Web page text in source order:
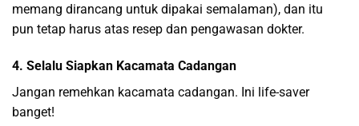
memang dirancang untuk dipakai semalaman), dan itu
pun tetap harus atas resep dan pengawasan dokter.
4. Selalu Siapkan Kacamata Cadangan
Jangan remehkan kacamata cadangan. Ini life-saver
banget!